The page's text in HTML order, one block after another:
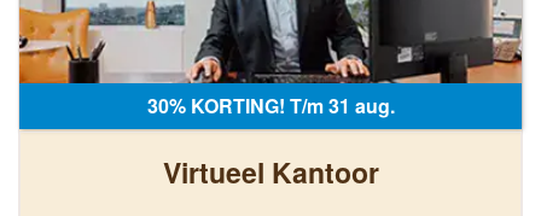
30% KORTING! T/m 31 aug.
Virtueel Kantoor